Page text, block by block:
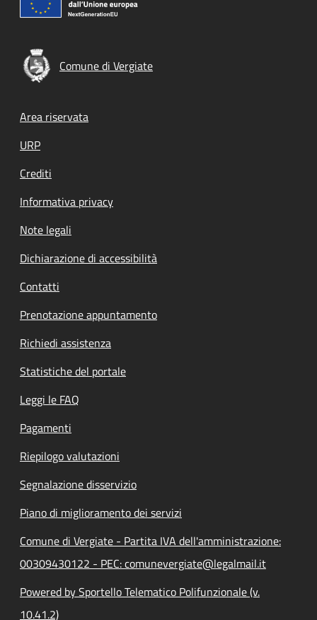
Comune di Vergiate
Footer menu
Area riservata
URP
Crediti
Informativa privacy
Note legali
Dichiarazione di accessibilità
Contatti
Prenotazione appuntamento
Richiedi assistenza
Statistiche del portale
Leggi le FAQ
Pagamenti
Riepilogo valutazioni
Segnalazione disservizio
Piano di miglioramento dei servizi
Comune di Vergiate - Partita IVA dell'amministrazione:
00309430122 - PEC: comunevergiate@legalmail.it
Powered by Sportello Telematico Polifunzionale (v.
10.41.2)